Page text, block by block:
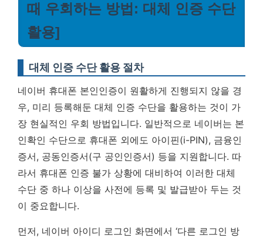
때 우회하는 방법: 대체 인증 수단
활용]
대체 인증 수단 활용 절차
네이버 휴대폰 본인인증이 원활하게 진행되지 않을 경
우, 미리 등록해둔 대체 인증 수단을 활용하는 것이 가
장 현실적인 우회 방법입니다. 일반적으로 네이버는 본
인확인 수단으로 휴대폰 외에도 아이핀(i-PIN), 금융인
증서, 공동인증서(구 공인인증서) 등을 지원합니다. 따
라서 휴대폰 인증 불가 상황에 대비하여 이러한 대체
수단 중 하나 이상을 사전에 등록 및 발급받아 두는 것
이 중요합니다.
먼저, 네이버 아이디 로그인 화면에서 ‘다른 로그인 방